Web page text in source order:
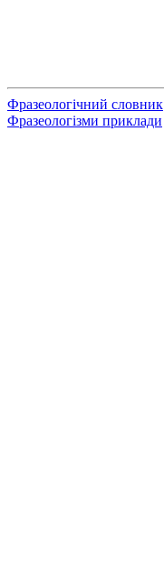
Фразеологічний словник
Фразеологізми приклади